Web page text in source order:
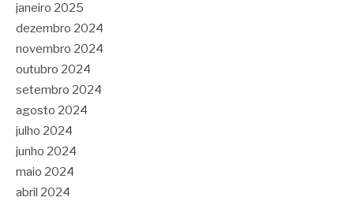
janeiro 2025
dezembro 2024
novembro 2024
outubro 2024
setembro 2024
agosto 2024
julho 2024
junho 2024
maio 2024
abril 2024